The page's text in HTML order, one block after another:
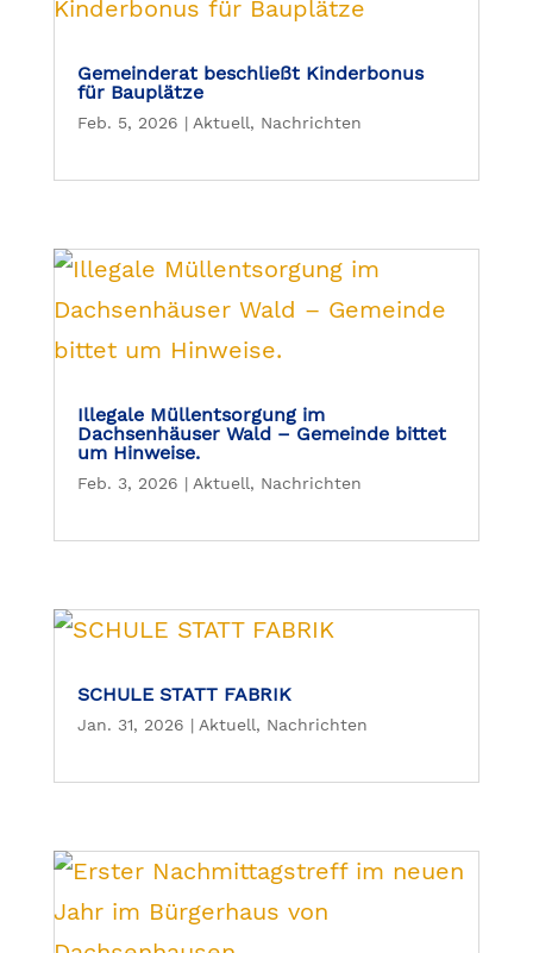
Gemeinderat beschließt Kinderbonus
für Bauplätze
Feb. 5, 2026 | Aktuell, Nachrichten
Illegale Müllentsorgung im
Dachsenhäuser Wald – Gemeinde bittet
um Hinweise.
Feb. 3, 2026 | Aktuell, Nachrichten
SCHULE STATT FABRIK
Jan. 31, 2026 | Aktuell, Nachrichten